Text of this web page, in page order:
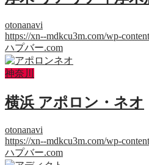
otonanavi
https://xn--mdkcu3m.com/wp-
ハプバー.com
神奈川
横浜 アポロン・ネオ
otonanavi
https://xn--mdkcu3m.com/wp-
ハプバー.com